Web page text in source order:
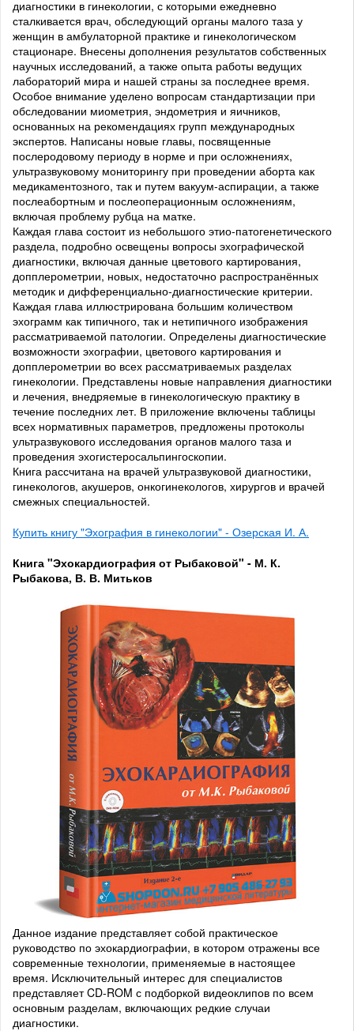
диагностики в гинекологии, с которыми ежедневно
сталкивается врач, обследующий органы малого таза у
женщин в амбулаторной практике и гинекологическом
стационаре. Внесены дополнения результатов собственных
научных исследований, а также опыта работы ведущих
лабораторий мира и нашей страны за последнее время.
Особое внимание уделено вопросам стандартизации при
обследовании миометрия, эндометрия и яичников,
основанных на рекомендациях групп международных
экспертов. Написаны новые главы, посвященные
послеродовому периоду в норме и при осложнениях,
ультразвуковому мониторингу при проведении аборта как
медикаментозного, так и путем вакуум-аспирации, а также
послеабортным и послеоперационным осложнениям,
включая проблему рубца на матке.
Каждая глава состоит из небольшого этио-патогенетического
раздела, подробно освещены вопросы эхографической
диагностики, включая данные цветового картирования,
допплерометрии, новых, недостаточно распространённых
методик и дифференциально-диагностические критерии.
Каждая глава иллюстрирована большим количеством
эхограмм как типичного, так и нетипичного изображения
рассматриваемой патологии. Определены диагностические
возможности эхографии, цветового картирования и
допплерометрии во всех рассматриваемых разделах
гинекологии. Представлены новые направления диагностики
и лечения, внедряемые в гинекологическую практику в
течение последних лет. В приложение включены таблицы
всех нормативных параметров, предложены протоколы
ультразвукового исследования органов малого таза и
проведения эхогистеросальпингоскопии.
Книга рассчитана на врачей ультразвуковой диагностики,
гинекологов, акушеров, онкогинекологов, хирургов и врачей
смежных специальностей.
Купить книгу "Эхография в гинекологии" - Озерская И. А.
Книга "Эхокардиография от Рыбаковой" - М. К.
Рыбакова, В. В. Митьков
Данное издание представляет собой практическое
руководство по эхокардиографии, в котором отражены все
современные технологии, применяемые в настоящее
время. Исключительный интерес для специалистов
представляет CD-ROM с подборкой видеоклипов по всем
основным разделам, включающих редкие случаи
диагностики.